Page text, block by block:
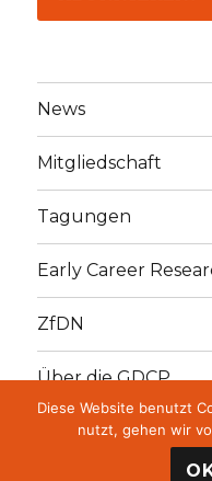
News
Mitgliedschaft
Tagungen
Early Career
ZfDN
Über die GDCP
GDCP Stiftung
Diese Website benutzt
nutzt, gehen wir